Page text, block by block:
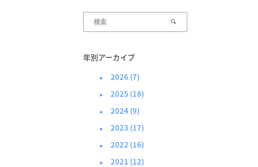
年別アーカイブ
► 2026 (7)
► 2025 (18)
► 2024 (9)
► 2023 (17)
► 2022 (16)
► 2021 (12)